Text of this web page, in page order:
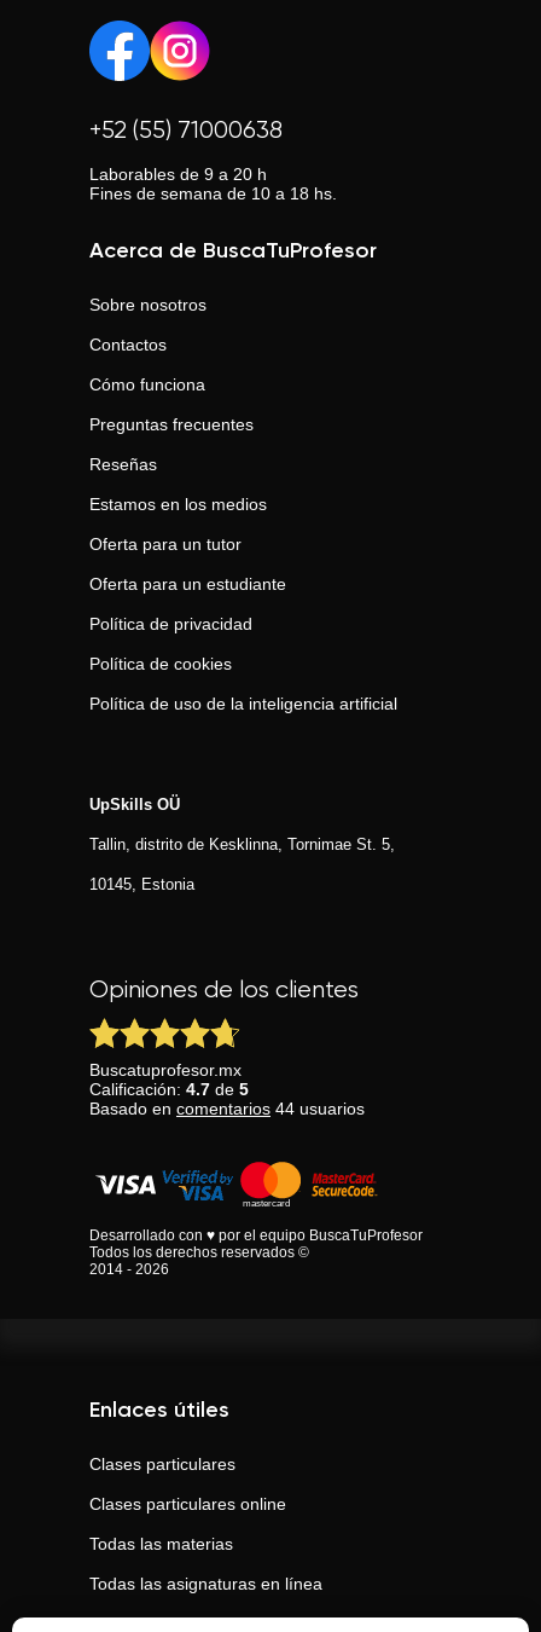
+52 (55) 71000638
Laborables de 9 a 20 h
Fines de semana de 10 a 18 hs.
Acerca de BuscaTuProfesor
Sobre nosotros
Contactos
Cómo funciona
Preguntas frecuentes
Reseñas
Estamos en los medios
Oferta para un tutor
Oferta para un estudiante
Política de privacidad
Política de cookies
Política de uso de la inteligencia artificial
UpSkills OÜ
Tallin, distrito de Kesklinna, Tornimаe St. 5,
10145, Estonia
Opiniones de los clientes
Buscatuprofesor.mx
Calificación: 4.7 de 5
Basado en comentarios 44 usuarios
Desarrollado con ♥ por el equipo BuscaTuProfesor
Todos los derechos reservados ©
2014 - 2026
Enlaces útiles
Clases particulares
Clases particulares online
Todas las materias
Todas las asignaturas en línea
Todas las ciudades